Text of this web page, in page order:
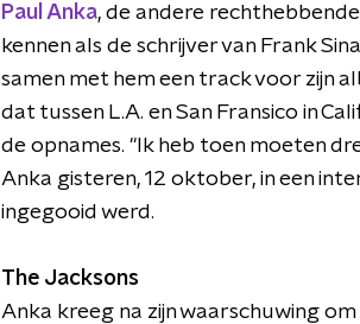
Paul Anka, de andere
kennen als de schrijver van Frank
samen met hem een track voor zijn
dat tussen L.A. en San Fransico in
de opnames. "Ik heb toen moeten
Anka gisteren, 12 oktober, in een
ingegooid werd.
The Jacksons
Anka kreeg na zijn waarschuwing